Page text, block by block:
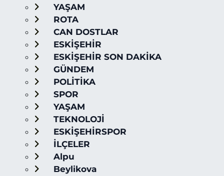
YAŞAM
ROTA
CAN DOSTLAR
ESKİŞEHİR
ESKİŞEHİR SON DAKİKA
GÜNDEM
POLİTİKA
SPOR
YAŞAM
TEKNOLOJİ
ESKİŞEHİRSPOR
İLÇELER
Alpu
Beylikova